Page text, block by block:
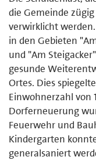
die Gemeinde
verwirklicht
in den Gebieten
und "Am
gesunde
Ortes. Dies
Einwohnerzahl von
Dorferneuerung
Feuerwehr und
Kindergarten
generalsaniert